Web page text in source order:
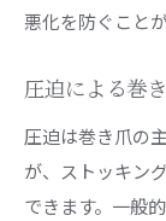
巻き
スト
スト
美しい足
ア方法
悪化を防ぐこと
圧迫による巻
圧迫は巻き爪の
が、ストッキン
できます。一般